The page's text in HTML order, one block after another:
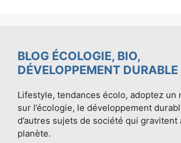
BLOG ÉCOLOGIE, BIO,
DÉVELOPPEMENT DURABLE
Lifestyle, tendances écolo, adoptez un
sur l’écologie, le développement
d’autres sujets de société qui
planète.